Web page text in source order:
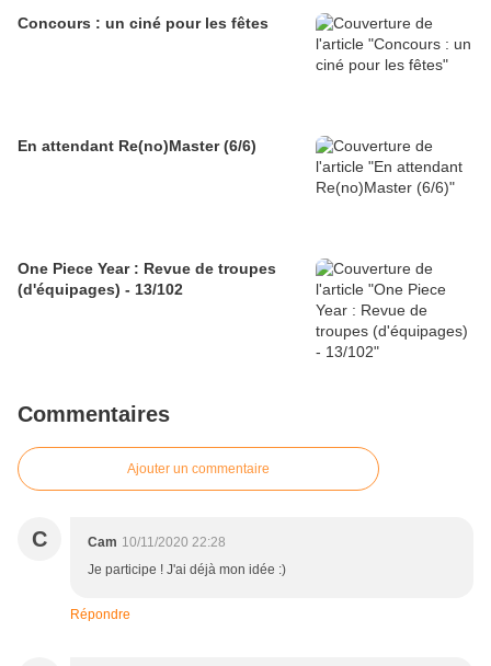
Concours : un ciné pour les fêtes
En attendant Re(no)Master (6/6)
One Piece Year : Revue de troupes
(d'équipages) - 13/102
Commentaires
Ajouter un commentaire
C Cam 10/11/2020 22:28
Je participe ! J'ai déjà mon idée :)
Répondre